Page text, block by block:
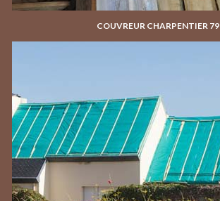
COUVREUR CHARPENTIER 79